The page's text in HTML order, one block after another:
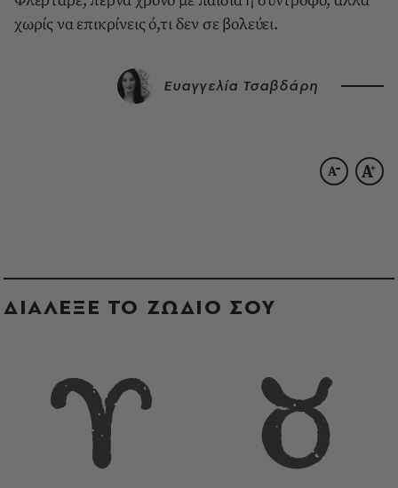
χωρίς να επικρίνεις ό,τι δεν σε βολεύει.
Ευαγγελία Τσαβδάρη
ΔΙΑΛΕΞΕ ΤΟ ΖΩΔΙΟ ΣΟΥ